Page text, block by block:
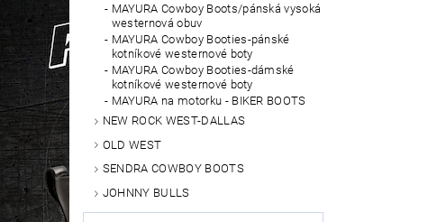
MAYURA Cowboy Boots/pánská vysoká
westernová obuv
MAYURA Cowboy Booties-pánské
kotníkové westernové boty
MAYURA Cowboy Booties-dámské
kotníkové westernové boty
MAYURA na motorku - BIKER BOOTS
NEW ROCK WEST-DALLAS
OLD WEST
SENDRA COWBOY BOOTS
JOHNNY BULLS